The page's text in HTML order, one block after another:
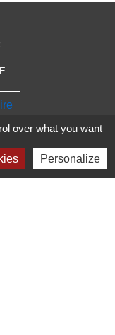
over what you want
Personalize